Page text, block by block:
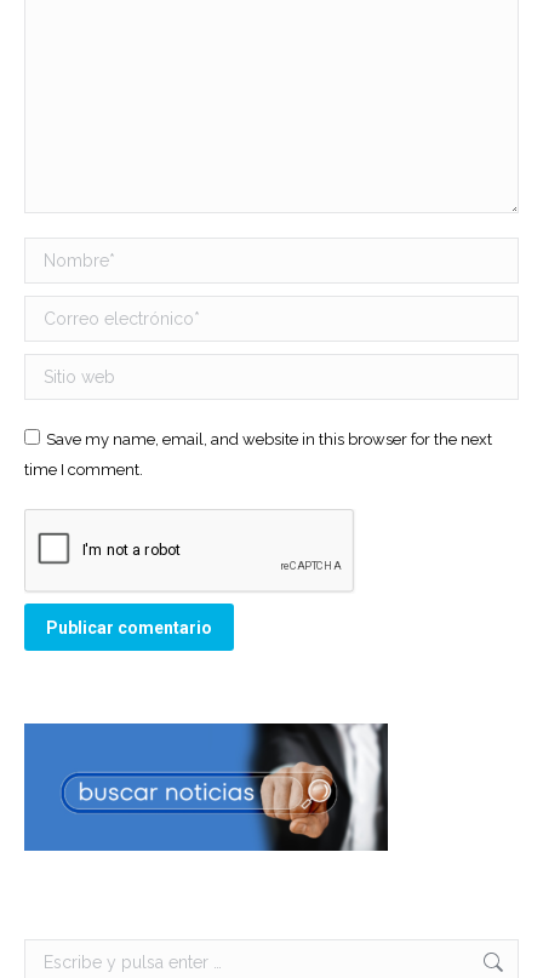
Nombre *
Correo electrónico *
Sitio web
Save my name, email, and website in this browser for the next
time I comment.
Publicar comentario
Buscar: